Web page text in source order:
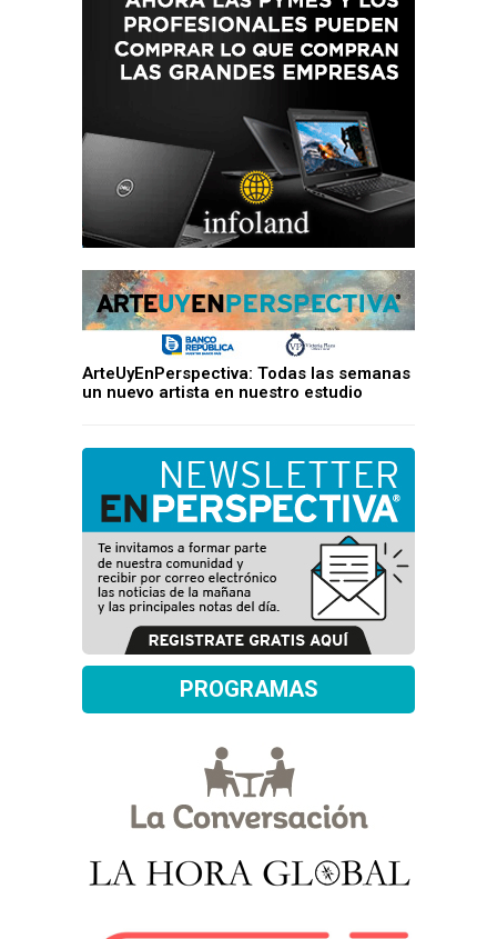
ArteUyEnPerspectiva: Todas las semanas
un nuevo artista en nuestro estudio
PROGRAMAS